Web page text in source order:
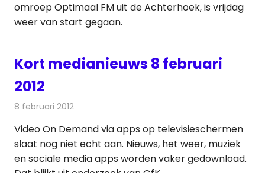
omroep Optimaal FM uit de Achterhoek, is vrijdag
weer van start gegaan.
Kort medianieuws 8 februari
2012
8 februari 2012
Video On Demand via apps op televisieschermen
slaat nog niet echt aan. Nieuws, het weer, muziek
en sociale media apps worden vaker gedownload.